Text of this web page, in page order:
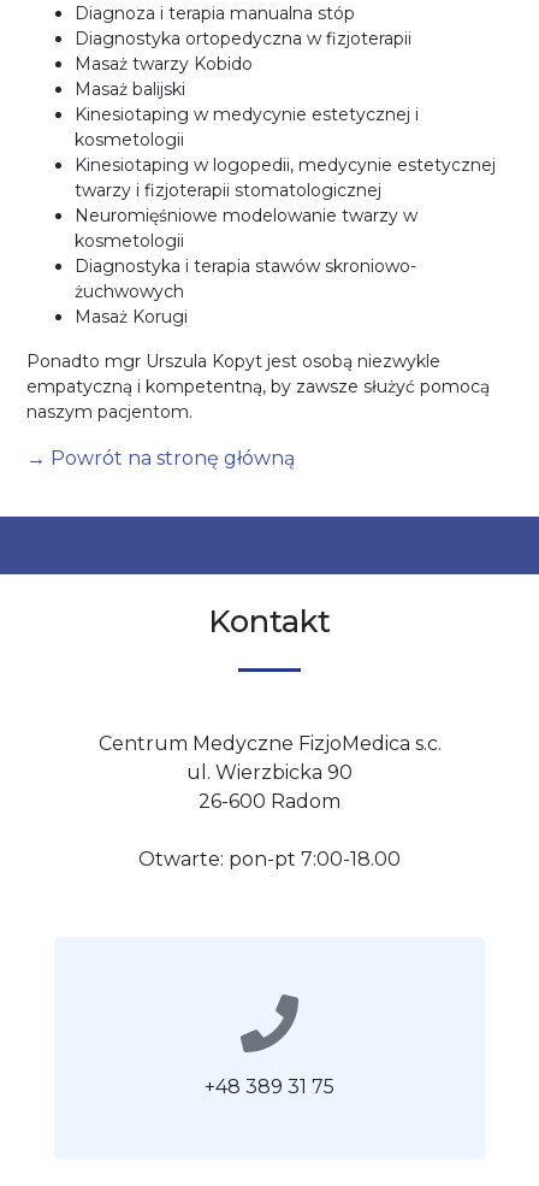
Diagnoza i terapia manualna stóp
Diagnostyka ortopedyczna w fizjoterapii
Masaż twarzy Kobido
Masaż balijski
Kinesiotaping w medycynie estetycznej i
kosmetologii
Kinesiotaping w logopedii, medycynie estetycznej
twarzy i fizjoterapii stomatologicznej
Neuromięśniowe modelowanie twarzy w
kosmetologii
Diagnostyka i terapia stawów skroniowo-
żuchwowych
Masaż Korugi
Ponadto mgr Urszula Kopyt jest osobą niezwykle
empatyczną i kompetentną, by zawsze służyć pomocą
naszym pacjentom.
→ Powrót na stronę główną
Kontakt
Centrum Medyczne FizjoMedica s.c.
ul. Wierzbicka 90
26-600 Radom
Otwarte: pon-pt 7:00-18.00
+48 389 31 75